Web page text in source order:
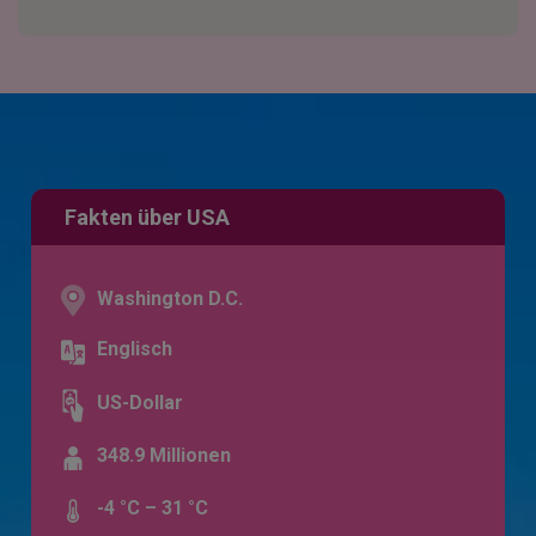
Fakten über USA
Washington D.C.
Englisch
US-Dollar
348.9 Millionen
-4 °C – 31 °C